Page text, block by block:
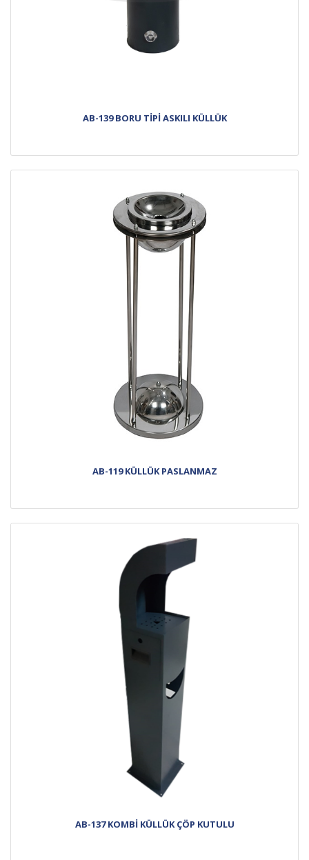
AB-139 BORU TİPİ ASKILI KÜLLÜK
AB-119 KÜLLÜK PASLANMAZ
AB-137 KOMBİ KÜLLÜK ÇÖP KUTULU